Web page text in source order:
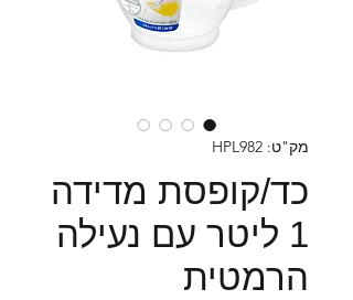
מק"ט: HPL982
כד/קופסת מדידה
1 ליטר עם נעילה
הרמטית